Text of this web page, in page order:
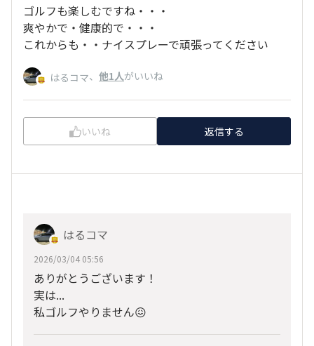
ゴルフも楽しむですね・・・
爽やかで・健康的で・・・
これからも・・ナイスプレーで頑張ってください
はるコマ、 他1人がいいね
いいね 返信する
はるコマ
2026/03/04 05:56
ありがとうございます！
実は...
私ゴルフやりません😖